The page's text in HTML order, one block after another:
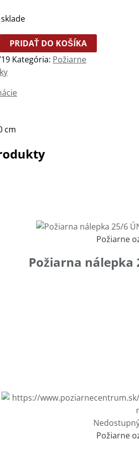
PRIDAŤ DO KOŠÍKA
Kategória: Požiarne
cm
Požiarne
Požiarna nálepka
Požiarne